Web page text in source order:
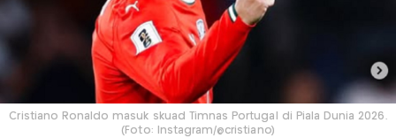
Cristiano Ronaldo masuk skuad Timnas Portugal di Piala Dunia 2026.
(Foto: Instagram/@cristiano)